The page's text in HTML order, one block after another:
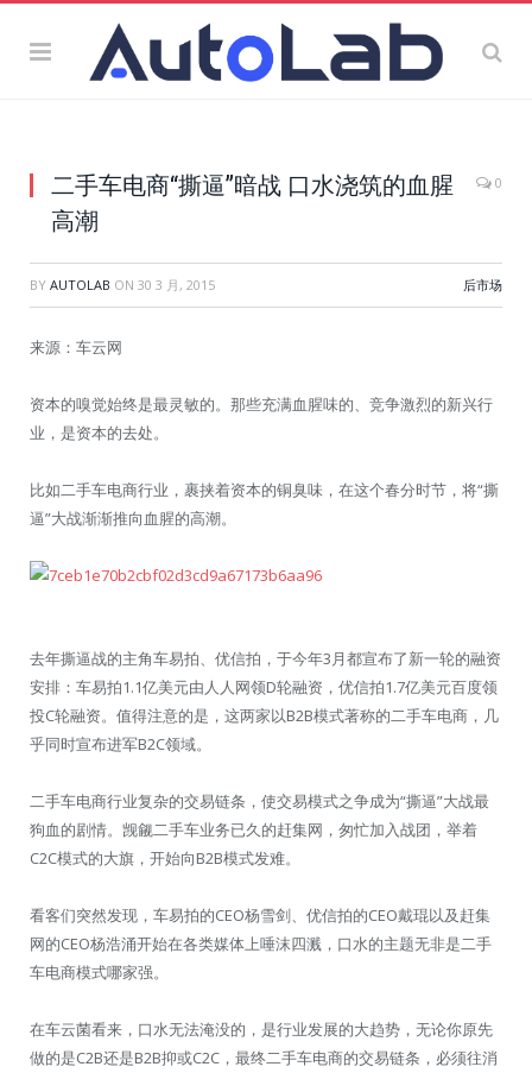
二手车电商“撕逼”暗战 口水浇筑的血腥
高潮
0
BY AUTOLAB ON 30 3 月, 2015 后市场
来源：车云网
资本的嗅觉始终是最灵敏的。那些充满血腥味的、竞争激烈的新兴行
业，是资本的去处。
比如二手车电商行业，裹挟着资本的铜臭味，在这个春分时节，将“撕
逼”大战渐渐推向血腥的高潮。
去年撕逼战的主角车易拍、优信拍，于今年3月都宣布了新一轮的融资
安排：车易拍1.1亿美元由人人网领D轮融资，优信拍1.7亿美元百度领
投C轮融资。值得注意的是，这两家以B2B模式著称的二手车电商，几
乎同时宣布进军B2C领域。
二手车电商行业复杂的交易链条，使交易模式之争成为“撕逼”大战最
狗血的剧情。觊觎二手车业务已久的赶集网，匆忙加入战团，举着
C2C模式的大旗，开始向B2B模式发难。
看客们突然发现，车易拍的CEO杨雪剑、优信拍的CEO戴琨以及赶集
网的CEO杨浩涌开始在各类媒体上唾沫四溅，口水的主题无非是二手
车电商模式哪家强。
在车云菌看来，口水无法淹没的，是行业发展的大趋势，无论你原先
做的是C2B还是B2B抑或C2C，最终二手车电商的交易链条，必须往消